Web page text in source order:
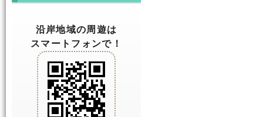
沿岸地域の周遊は
スマートフォンで！